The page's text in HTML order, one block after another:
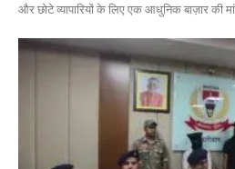
और छोटे व्यापारियों के लिए एक आधुनिक बाज़ार की